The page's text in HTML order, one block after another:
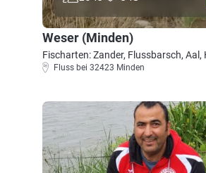
Weser (Minden)
Fischarten: Zander, Flussbarsch, Aal,
Fluss bei 32423 Minden